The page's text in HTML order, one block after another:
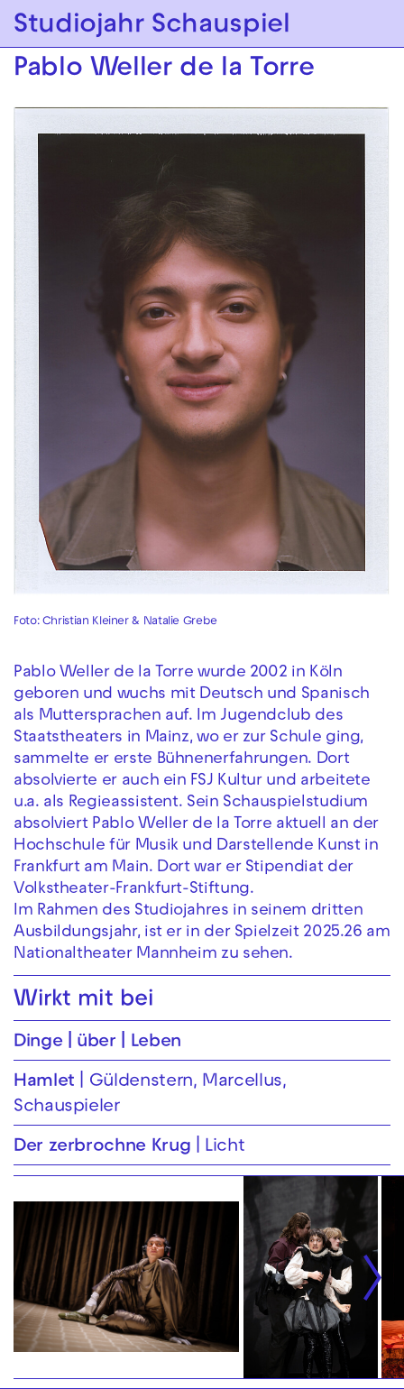
Zur Hauptnavigation springen
Zum Hauptinhalt springen Zum Footer springen
Studiojahr Schauspiel
Pablo Weller de la Torre
Foto: Christian Kleiner & Natalie Grebe
Pablo Weller de la Torre wurde 2002 in Köln
geboren und wuchs mit Deutsch und Spanisch
als Muttersprachen auf. Im Jugendclub des
Staatstheaters in Mainz, wo er zur Schule ging,
sammelte er erste Bühnenerfahrungen. Dort
absolvierte er auch ein FSJ Kultur und arbeitete
u.a. als Regieassistent. Sein Schauspielstudium
absolviert Pablo Weller de la Torre aktuell an der
Hochschule für Musik und Darstellende Kunst in
Frankfurt am Main. Dort war er Stipendiat der
Volkstheater-Frankfurt-Stiftung.
Im Rahmen des Studiojahres in seinem dritten
Ausbildungsjahr, ist er in der Spielzeit 2025.26 am
Nationaltheater Mannheim zu sehen.
Wirkt mit bei
Dinge | über | Leben
Hamlet
Güldenstern, Marcellus,
Schauspieler
Der zerbrochne Krug Licht